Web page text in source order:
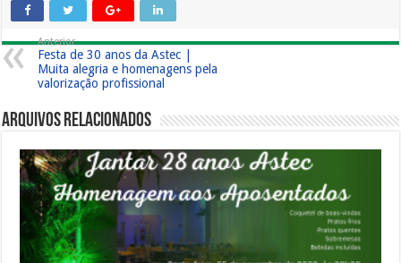
Anterior
Festa de 30 anos da Astec |
Muita alegria e homenagens pela
valorização profissional
Arquivos Relacionados